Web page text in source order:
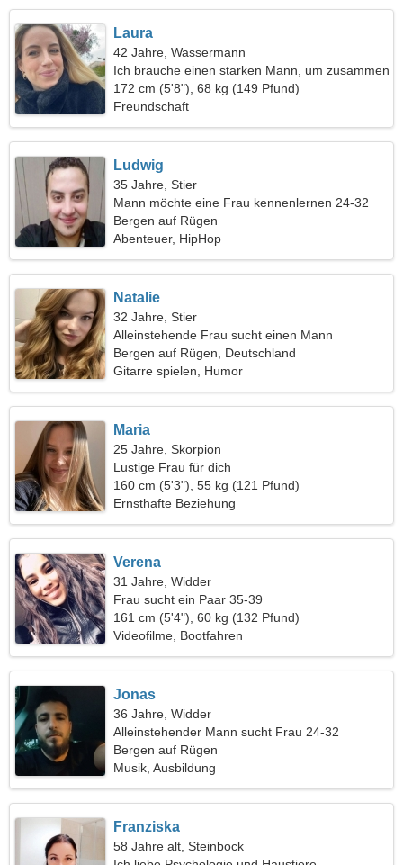
Laura
42 Jahre, Wassermann
Ich brauche einen starken Mann, um zusammen
zu kochen
172 cm (5'8"), 68 kg (149 Pfund)
Freundschaft
Ludwig
35 Jahre, Stier
Mann möchte eine Frau kennenlernen 24-32
Bergen auf Rügen
Abenteuer, HipHop
Natalie
32 Jahre, Stier
Alleinstehende Frau sucht einen Mann
Bergen auf Rügen, Deutschland
Gitarre spielen, Humor
Maria
25 Jahre, Skorpion
Lustige Frau für dich
160 cm (5'3"), 55 kg (121 Pfund)
Ernsthafte Beziehung
Verena
31 Jahre, Widder
Frau sucht ein Paar 35-39
161 cm (5'4"), 60 kg (132 Pfund)
Videofilme, Bootfahren
Jonas
36 Jahre, Widder
Alleinstehender Mann sucht Frau 24-32
Bergen auf Rügen
Musik, Ausbildung
Franziska
58 Jahre alt, Steinbock